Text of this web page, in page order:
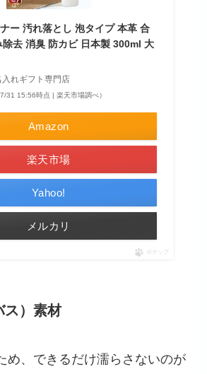
ー 汚れ落とし 泡タイプ 本革 合
除去 消臭 防カビ 日本製 300ml 大
入れギフト専門店
31 15:56時点 | 楽天市場調べ）
Amazon
楽天市場
Yahoo!
メルカリ
ポチップ
ス）素材
め、できるだけ濡らさないのが